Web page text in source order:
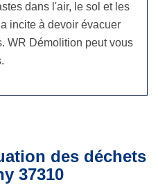
dans l'air, le sol et les
incite à devoir évacuer
WR Démolition peut vous
des déchets
37310